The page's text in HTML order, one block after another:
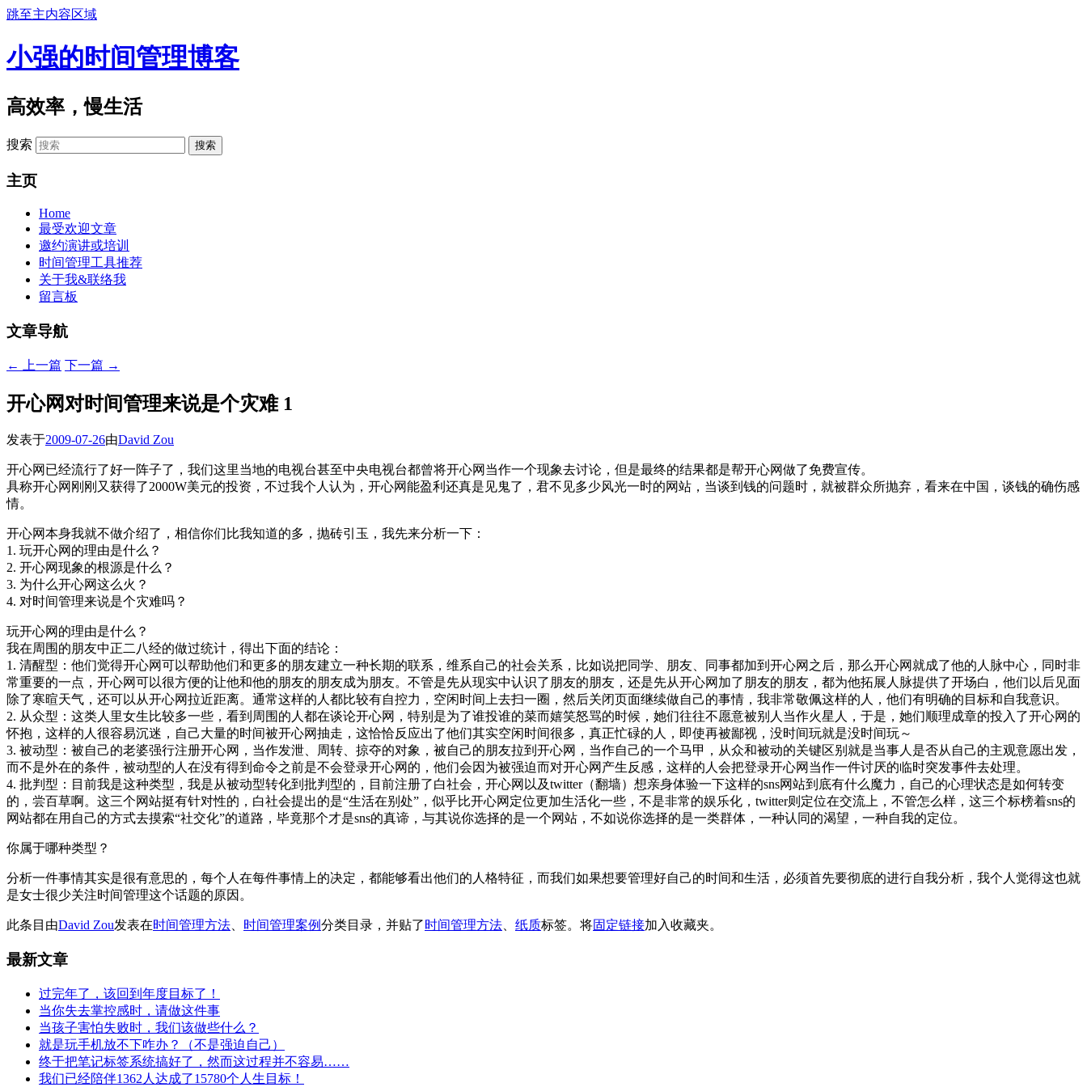
跳至主内容区域
小强的时间管理博客
高效率，慢生活
搜索
主页
Home
最受欢迎文章
邀约演讲或培训
时间管理工具推荐
关于我&联络我
留言板
文章导航
← 上一篇 下一篇 →
开心网对时间管理来说是个灾难 1
发表于2009-07-26由David Zou
开心网已经流行了好一阵子了，我们这里当地的电视台甚至中央电视台都曾将开心网当作一个现象去讨论，但是最终的结果都是帮开心网做了免费宣传。
具称开心网刚刚又获得了2000W美元的投资，不过我个人认为，开心网能盈利还真是见鬼了，君不见多少风光一时的网站，当谈到钱的问题时，就被群众所抛弃，看来在中国，谈钱的确伤感
情。
开心网本身我就不做介绍了，相信你们比我知道的多，抛砖引玉，我先来分析一下：
1. 玩开心网的理由是什么？
2. 开心网现象的根源是什么？
3. 为什么开心网这么火？
4. 对时间管理来说是个灾难吗？
玩开心网的理由是什么？
我在周围的朋友中正二八经的做过统计，得出下面的结论：
1. 清醒型：他们觉得开心网可以帮助他们和更多的朋友建立一种长期的联系，维系自己的社会关系，比如说把同学、朋友、同事都加到开心网之后，那么开心网就成了他的人脉中心，同时非
常重要的一点，开心网可以很方便的让他和他的朋友的朋友成为朋友。不管是先从现实中认识了朋友的朋友，还是先从开心网加了朋友的朋友，都为他拓展人脉提供了开场白，他们以后见面
除了寒暄天气，还可以从开心网拉近距离。通常这样的人都比较有自控力，空闲时间上去扫一圈，然后关闭页面继续做自己的事情，我非常敬佩这样的人，他们有明确的目标和自我意识。
2. 从众型：这类人里女生比较多一些，看到周围的人都在谈论开心网，特别是为了谁投谁的菜而嬉笑怒骂的时候，她们往往不愿意被别人当作火星人，于是，她们顺理成章的投入了开心网的
怀抱，这样的人很容易沉迷，自己大量的时间被开心网抽走，这恰恰反应出了他们其实空闲时间很多，真正忙碌的人，即使再被鄙视，没时间玩就是没时间玩～
3. 被动型：被自己的老婆强行注册开心网，当作发泄、周转、掠夺的对象，被自己的朋友拉到开心网，当作自己的一个马甲，从众和被动的关键区别就是当事人是否从自己的主观意愿出发，
而不是外在的条件，被动型的人在没有得到命令之前是不会登录开心网的，他们会因为被强迫而对开心网产生反感，这样的人会把登录开心网当作一件讨厌的临时突发事件去处理。
4. 批判型：目前我是这种类型，我是从被动型转化到批判型的，目前注册了白社会，开心网以及twitter（翻墙）想亲身体验一下这样的sns网站到底有什么魔力，自己的心理状态是如何转变
的，尝百草啊。这三个网站挺有针对性的，白社会提出的是“生活在别处”，似乎比开心网定位更加生活化一些，不是非常的娱乐化，twitter则定位在交流上，不管怎么样，这三个标榜着sns的
网站都在用自己的方式去摸索“社交化”的道路，毕竟那个才是sns的真谛，与其说你选择的是一个网站，不如说你选择的是一类群体，一种认同的渴望，一种自我的定位。
你属于哪种类型？
分析一件事情其实是很有意思的，每个人在每件事情上的决定，都能够看出他们的人格特征，而我们如果想要管理好自己的时间和生活，必须首先要彻底的进行自我分析，我个人觉得这也就
是女士很少关注时间管理这个话题的原因。
此条目由David Zou发表在时间管理方法、 时间管理案例分类目录，并贴了时间管理方法、 纸质标签。将固定链接加入收藏夹。
最新文章
过完年了，该回到年度目标了！
当你失去掌控感时，请做这件事
当孩子害怕失败时，我们该做些什么？
就是玩手机放不下咋办？（不是强迫自己）
终于把笔记标签系统搞好了，然而这过程并不容易……
我们已经陪伴1362人达成了15780个人生目标！